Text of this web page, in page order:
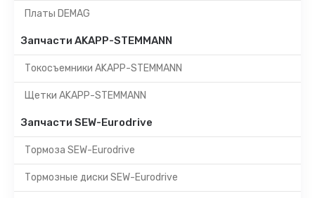
Платы DEMAG
Запчасти AKAPP-STEMMANN
Токосъемники AKAPP-STEMMANN
Щетки AKAPP-STEMMANN
Запчасти SEW-Eurodrive
Тормоза SEW-Eurodrive
Тормозные диски SEW-Eurodrive